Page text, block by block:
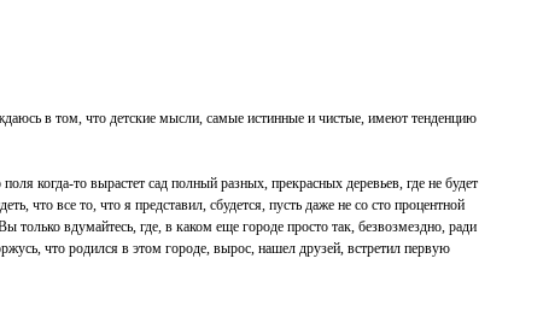
в том, что детские мысли, самые истинные и чистые, имеют тенденцию
когда-то вырастет сад полный разных, прекрасных деревьев, где не будет
что все то, что я представил, сбудется, пусть даже не со сто процентной
вдумайтесь, где, в каком еще городе просто так, безвозмездно, ради
что родился в этом городе, вырос, нашел друзей, встретил первую